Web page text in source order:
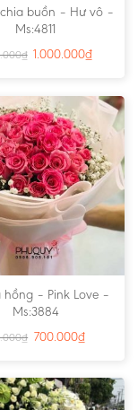
buồn – Hư vô –
Ms:4811
₫ 1.000.000₫
hồng – Pink Love –
Ms:3884
₫ 700.000₫